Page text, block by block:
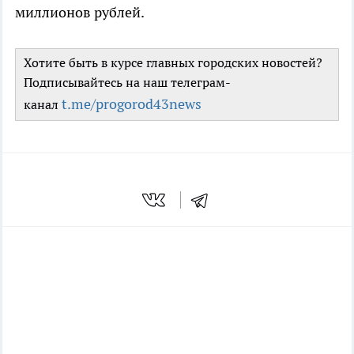
миллионов рублей.
Хотите быть в курсе главных городских новостей?
Подписывайтесь на наш телеграм-
канал t.me/progorod43news